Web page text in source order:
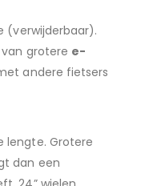
(verwijderbaar).
grotere e-
andere fietsers
lengte. Grotere
dan een